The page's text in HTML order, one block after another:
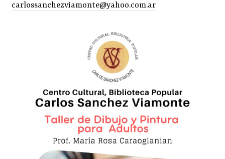
carlossanchezviamonte@yahoo.com.ar